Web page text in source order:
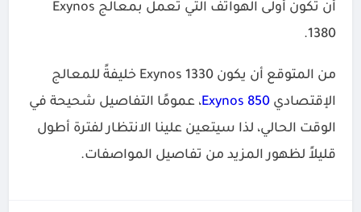
أن تكون أولى الهواتف التي تعمل بمعالج Exynos
1380.
من المتوقع أن يكون Exynos 1330 خليفةً للمعالج
الإقتصادي Exynos 850، عمومًا التفاصيل شحيحة في
الوقت الحالي، لذا سيتعين علينا الانتظار لفترة أطول
قليلاً لظهور المزيد من تفاصيل المواصفات.